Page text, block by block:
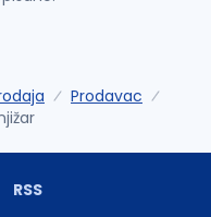
Prodavac
RSS